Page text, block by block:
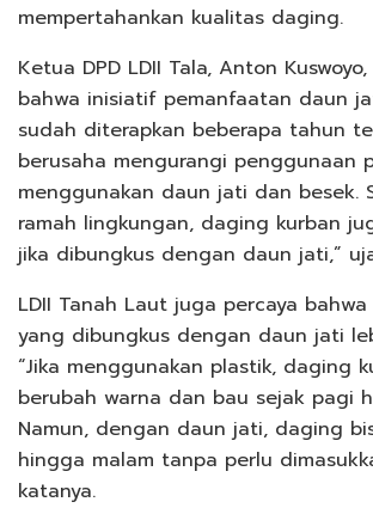
mempertahankan kualitas daging.
Ketua DPD LDII Tala, Anton
bahwa inisiatif pemanfaatan daun
sudah diterapkan beberapa tahun
berusaha mengurangi penggunaan
menggunakan daun jati dan besek.
ramah lingkungan, daging kurban
jika dibungkus dengan daun jati,”
LDII Tanah Laut juga percaya
yang dibungkus dengan daun jati
“Jika menggunakan plastik, daging
berubah warna dan bau sejak pagi
Namun, dengan daun jati, daging
hingga malam tanpa perlu
katanya.